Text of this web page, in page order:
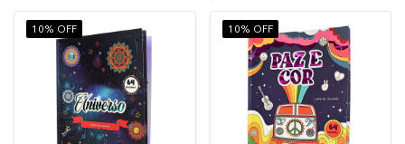
10% OFF 10% OFF